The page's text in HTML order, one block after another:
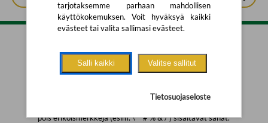
Tarkennettu haku
pois erikoismerkkejä (esim. \' " # % & / ) sisältävät sanat.
tarjotaksemme parhaan mahdollisen
käyttökokemuksen. Voit hyväksyä kaikki
evästeet tai valita sallimasi evästeet.
Salli kaikki Valitse sallitut
Tietosuojaseloste